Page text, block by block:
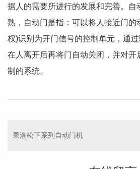
据人的需要所进行的发展和完善。自
熟，自动门是指：可以将人接近门的
权)识别为开门信号的控制单元，通过
在人离开后再将门自动关闭，并对开
制的系统。
果洛松下系列自动门机